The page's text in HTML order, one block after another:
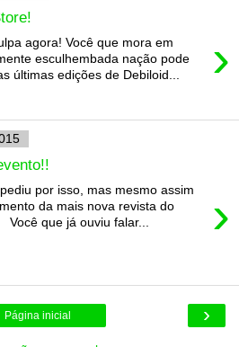
›
agora! Você que mora em
esculhembada nação pode
últimas edições de Debiloid...
›
por isso, mas mesmo assim
da mais nova revista do
que já ouviu falar...
›
Página inicial